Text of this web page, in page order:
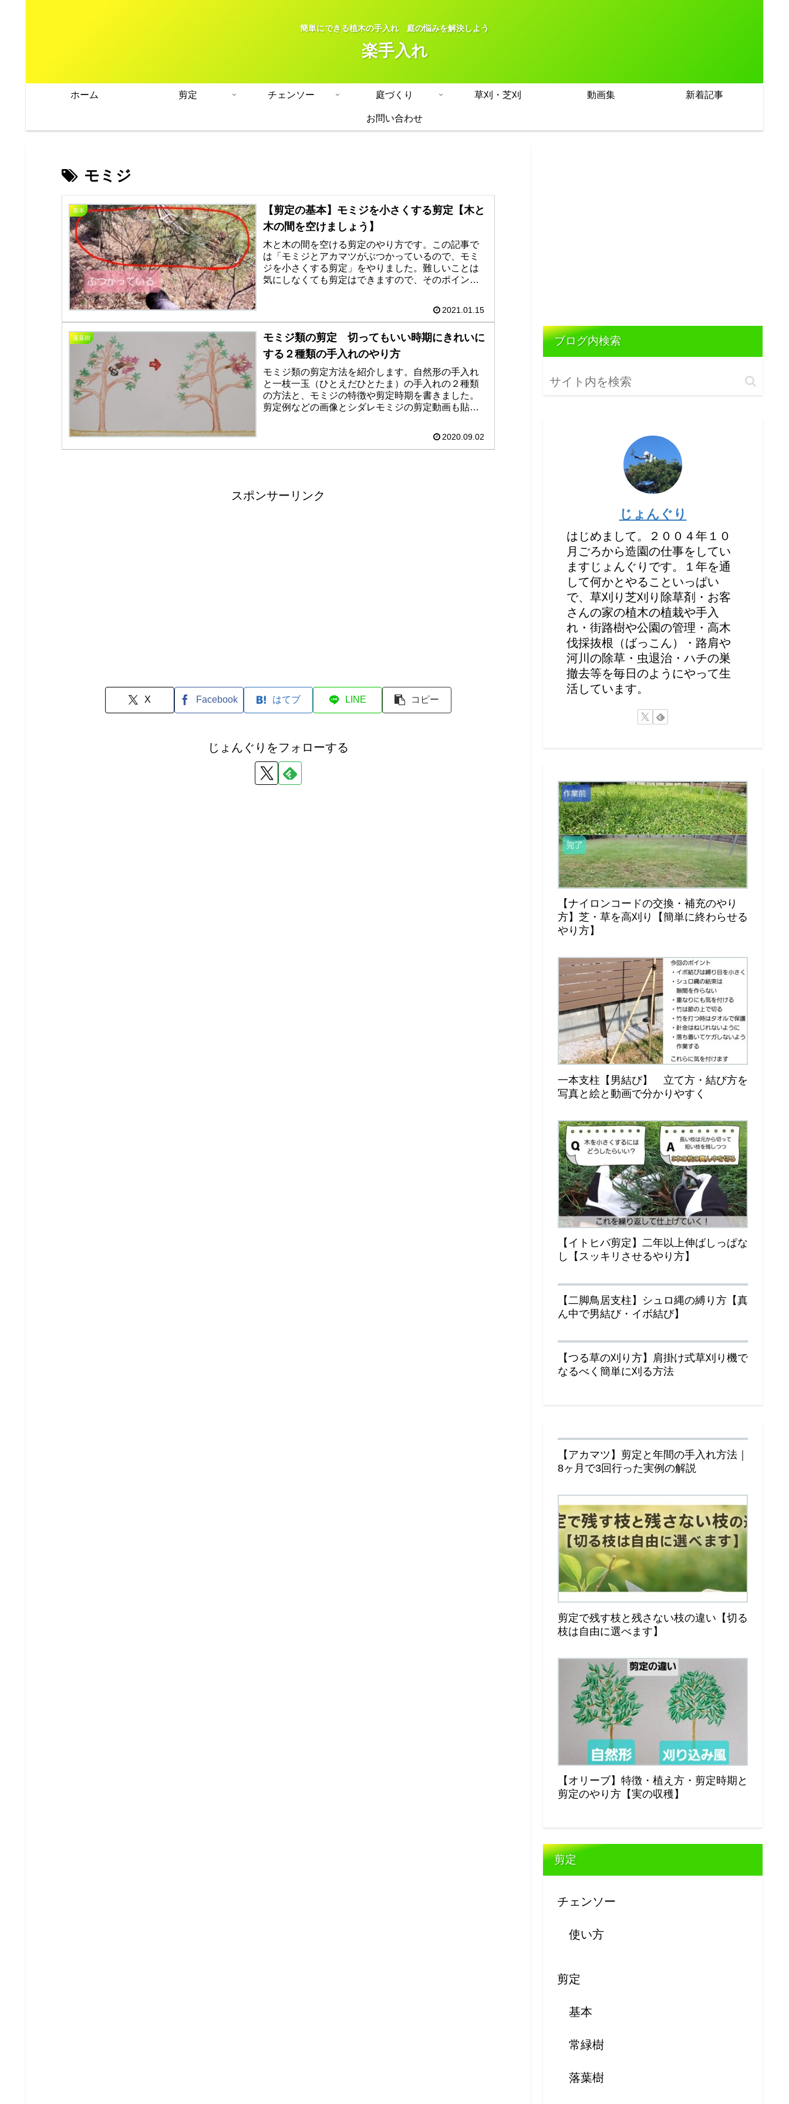
簡単にできる植木の手入れ 庭の悩みを解決しよう
楽手入れ
ホーム 剪定 チェンソー 庭づくり 草刈・芝刈 動画集 新着記事
お問い合わせ
モミジ
基本
【剪定の基本】モミジを小さくする剪定【木と
木の間を空けましょう】
木と木の間を空ける剪定のやり方です。この記事で
は「モミジとアカマツがぶつかっているので、モミ
ジを小さくする剪定」をやりました。難しいことは
気にしなくても剪定はできますので、そのポイント
2021.01.15
落葉樹
モミジ類の剪定 切ってもいい時期にきれいに
する２種類の手入れのやり方
モミジ類の剪定方法を紹介します。自然形の手入れ
と一枝一玉（ひとえだひとたま）の手入れの２種類
の方法と、モミジの特徴や剪定時期を書きました。
剪定例などの画像とシダレモミジの剪定動画も貼っ
2020.09.02
スポンサーリンク
X Facebook はてブ LINE コピー
じょんぐりをフォローする
ブログ内検索
じょんぐり
はじめまして。２００４年１０
月ごろから造園の仕事をしてい
ますじょんぐりです。１年を通
して何かとやることいっぱい
で、草刈り芝刈り除草剤・お客
さんの家の植木の植栽や手入
れ・街路樹や公園の管理・高木
伐採抜根（ばっこん）・路肩や
河川の除草・虫退治・ハチの巣
撤去等を毎日のようにやって生
活しています。
【ナイロンコードの交換・補充のやり
方】芝・草を高刈り【簡単に終わらせる
やり方】
一本支柱【男結び】 立て方・結び方を
写真と絵と動画で分かりやすく
【イトヒバ剪定】二年以上伸ばしっぱな
し【スッキリさせるやり方】
【二脚鳥居支柱】シュロ縄の縛り方【真
ん中で男結び・イボ結び】
【つる草の刈り方】肩掛け式草刈り機で
なるべく簡単に刈る方法
【アカマツ】剪定と年間の手入れ方法｜
8ヶ月で3回行った実例の解説
剪定で残す枝と残さない枝の違い【切る
枝は自由に選べます】
【オリーブ】特徴・植え方・剪定時期と
剪定のやり方【実の収穫】
剪定
チェンソー
使い方
剪定
基本
常緑樹
落葉樹